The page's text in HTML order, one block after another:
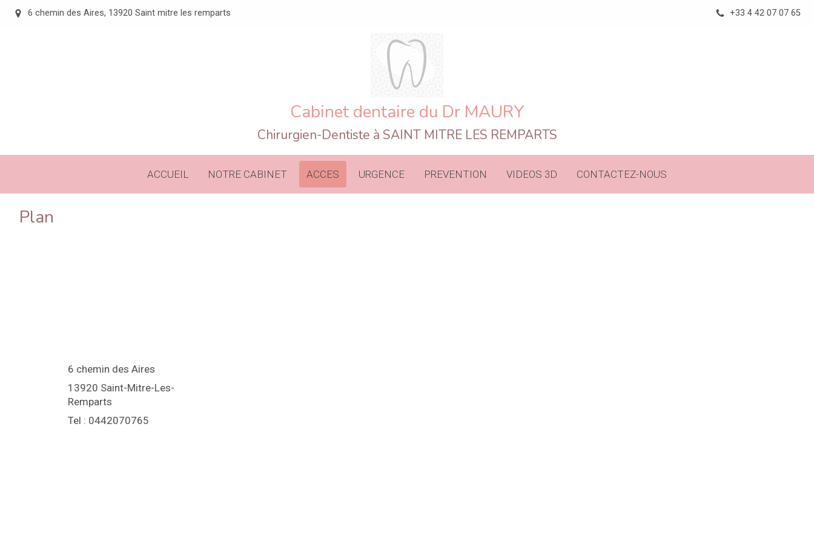
6 chemin des Aires, 13920 Saint mitre les remparts +33 4 42 07 07 65
ACCUEIL NOTRE CABINET ACCES URGENCE PREVENTION VIDEOS 3D CONTACTEZ-NOUS
Cabinet dentaire du Dr MAURY
Chirurgien-Dentiste à SAINT MITRE LES REMPARTS
Plan
6 chemin des Aires
13920 Saint-Mitre-Les-
Remparts
Tel : 0442070765